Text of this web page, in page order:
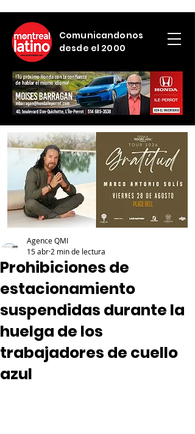
Comunicandonos
desde el 2000
Prohibiciones de
estacionamiento
suspendidas durante la
huelga de los
trabajadores de cuello
azul
Agence QMI
15 abr 2 min de lectura